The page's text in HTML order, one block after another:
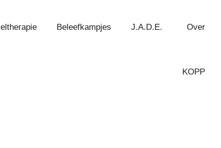
Beleefkampjes J.A.D.E. Over
KOPP
in te vullen. Dit is een verplichting bij het bestellen van één of